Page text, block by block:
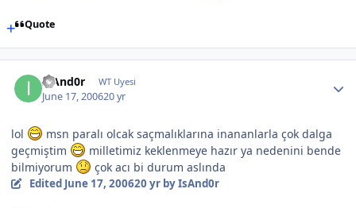
Quote
IsAnd0r WT Uyesi
June 17, 200620 yr
lol
msn paralı olcak saçmalıklarına inananlarla çok dalga
geçmiştim
milletimiz keklenmeye hazır ya nedenini bende
bilmiyorum
çok acı bi durum aslında
Edited June 17, 200620 yrby IsAnd0r